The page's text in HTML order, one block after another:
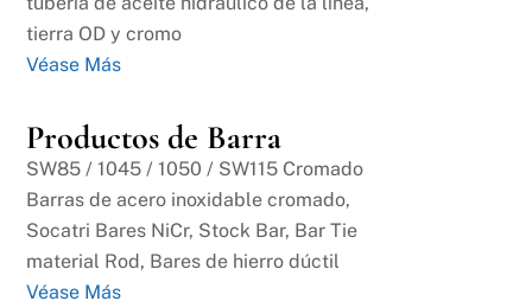
tierra OD y cromo
Véase Más
Productos de Barra
SW85 / 1045 / 1050 / SW115 Cromado
Barras de acero inoxidable cromado,
Socatri Bares NiCr, Stock Bar, Bar Tie
material Rod, Bares de hierro dúctil
Véase Más